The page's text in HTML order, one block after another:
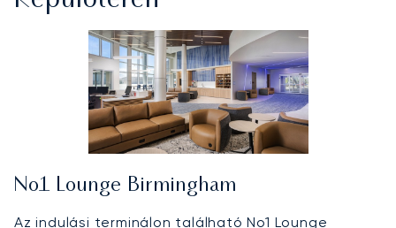
No1 Lounge Birmingham
Az indulási terminálon található No1 Lounge